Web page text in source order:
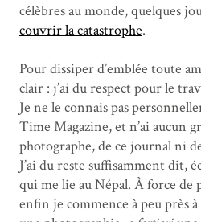
célèbres au monde, quelques
couvrir la catastrophe.
Pour dissiper d’emblée toute
clair : j’ai du respect pour le
Je ne le connais pas
Time Magazine, et n’ai aucun
photographe, de ce journal ni
J’ai du reste suffisamment dit,
qui me lie au Népal. À force de
enfin je commence à peu près